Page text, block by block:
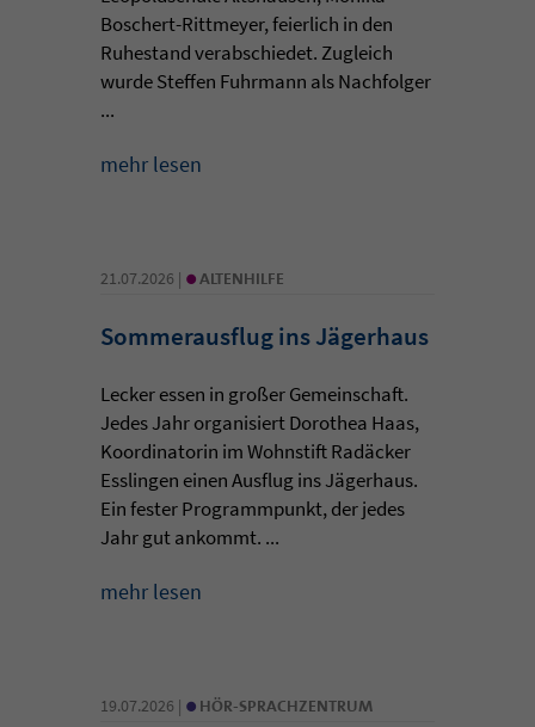
Boschert-Rittmeyer, feierlich in den
Ruhestand verabschiedet. Zugleich
wurde Steffen Fuhrmann als Nachfolger
...
mehr lesen
21.07.2026 | • ALTENHILFE
Sommerausflug ins Jägerhaus
Lecker essen in großer Gemeinschaft.
Jedes Jahr organisiert Dorothea Haas,
Koordinatorin im Wohnstift Radäcker
Esslingen einen Ausflug ins Jägerhaus.
Ein fester Programmpunkt, der jedes
Jahr gut ankommt. ...
mehr lesen
19.07.2026 | • HÖR-SPRACHZENTRUM